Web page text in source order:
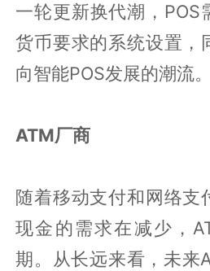
一轮更新换代潮，POS
货币要求的系统设置，
向智能POS发展的潮流。
ATM厂商
随着移动支付和网络支
现金的需求在减少，
期。从长远来看，未来